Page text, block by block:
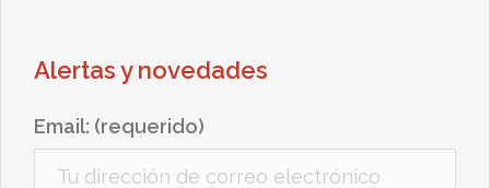
Alertas y novedades
Email: (requerido)